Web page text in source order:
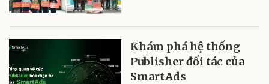
Khám phá hệ thống
Publisher đối tác của
SmartAds